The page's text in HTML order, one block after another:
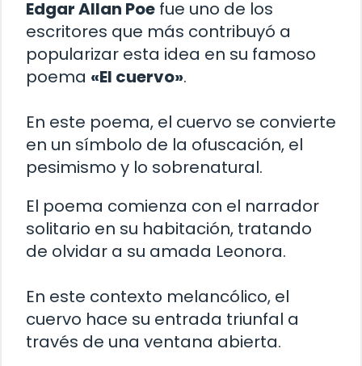
Edgar Allan Poe fue uno de los
escritores que más contribuyó a
popularizar esta idea en su famoso
poema «El cuervo».
En este poema, el cuervo se convierte
en un símbolo de la ofuscación, el
pesimismo y lo sobrenatural.
El poema comienza con el narrador
solitario en su habitación, tratando
de olvidar a su amada Leonora.
En este contexto melancólico, el
cuervo hace su entrada triunfal a
través de una ventana abierta.